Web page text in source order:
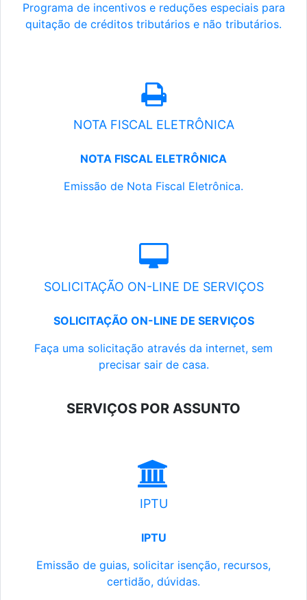
Programa de incentivos e reduções especiais para
quitação de créditos tributários e não tributários.
NOTA FISCAL ELETRÔNICA
NOTA FISCAL ELETRÔNICA
Emissão de Nota Fiscal Eletrônica.
SOLICITAÇÃO ON-LINE DE SERVIÇOS
SOLICITAÇÃO ON-LINE DE SERVIÇOS
Faça uma solicitação através da internet, sem
precisar sair de casa.
SERVIÇOS POR ASSUNTO
IPTU
IPTU
Emissão de guias, solicitar isenção, recursos,
certidão, dúvidas.